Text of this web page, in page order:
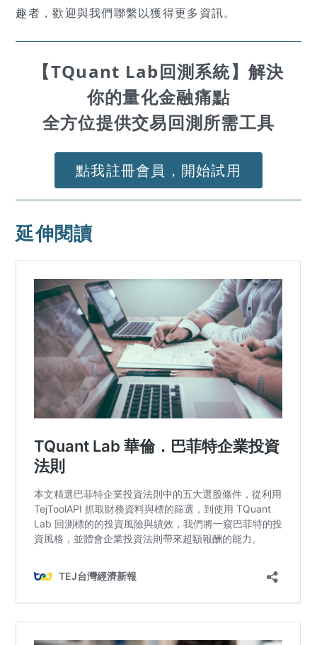
趣者，歡迎與我們聯繫以獲得更多資訊。
【TQuant Lab回測系統】解決
你的量化金融痛點
全方位提供交易回測所需工具
點我註冊會員，開始試用
延伸閱讀